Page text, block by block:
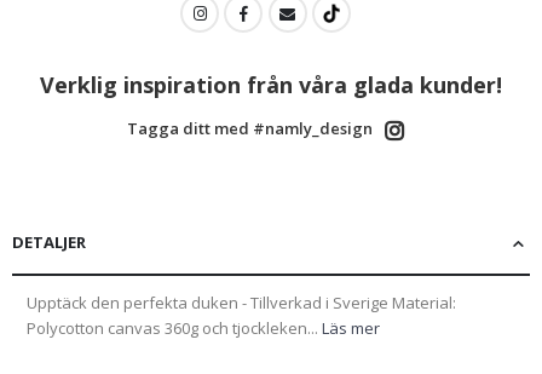
Verklig inspiration från våra glada kunder!
Tagga ditt med #namly_design
DETALJER
Upptäck den perfekta duken - Tillverkad i Sverige Material:
Polycotton canvas 360g och tjockleken... Läs mer